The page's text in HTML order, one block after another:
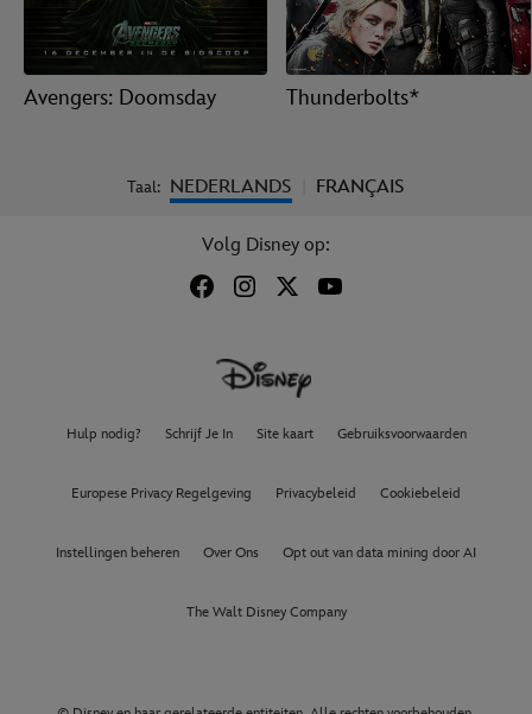
Avengers: Doomsday Thunderbolts*
Taal: NEDERLANDS FRANÇAIS
Volg Disney op:
Hulp nodig? Schrijf Je In Site kaart Gebruiksvoorwaarden
Europese Privacy Regelgeving Privacybeleid Cookiebeleid
Instellingen beheren Over Ons Opt out van data mining door AI
The Walt Disney Company